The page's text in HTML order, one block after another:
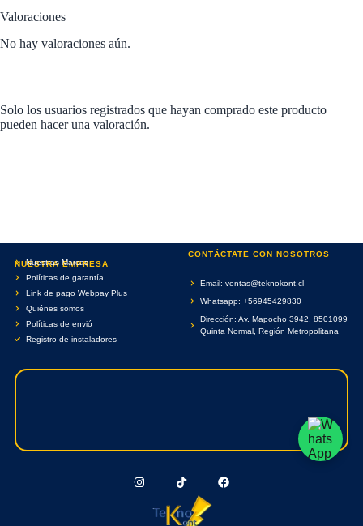
Valoraciones
No hay valoraciones aún.
Solo los usuarios registrados que hayan comprado este producto
pueden hacer una valoración.
NUESTRA EMPRESA
Nuestras Marcas
Políticas de garantía
Link de pago Webpay Plus
Quiénes somos
Políticas de envió
Registro de instaladores
CONTÁCTATE CON NOSOTROS
Email: ventas@teknokont.cl
Whatsapp: +56945429830
Dirección: Av. Mapocho 3942, 8501099
Quinta Normal, Región Metropolitana